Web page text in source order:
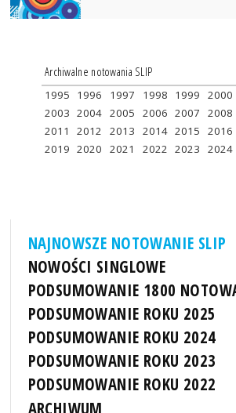
Archiwalne notowania SLIP
1995 1996 1997 1998 1999 2000
2003 2004 2005 2006 2007 2008
2011
2012 2013 2014 2015 2016
2019 2020 2021 2022 2023 2024
NAJNOWSZE NOTOWANIE SLIP
NOWOŚCI SINGLOWE
PODSUMOWANIE 1800
PODSUMOWANIE ROKU 2025
PODSUMOWANIE ROKU 2024
PODSUMOWANIE ROKU 2023
PODSUMOWANIE ROKU 2022
ARCHIWUM